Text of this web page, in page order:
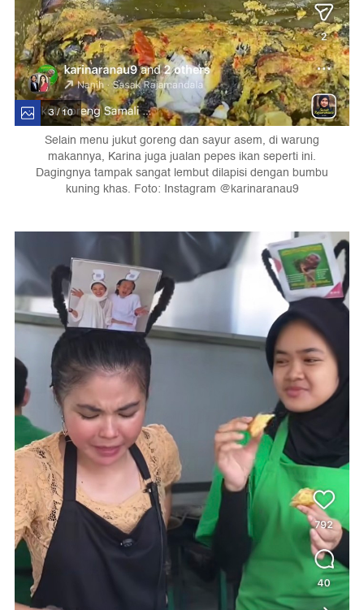
3 / 10
Selain menu jukut goreng dan sayur asem, di warung
makannya, Karina juga jualan pepes ikan seperti ini.
Dagingnya tampak sangat lembut dilapisi dengan bumbu
kuning khas. Foto: Instagram @karinaranau9